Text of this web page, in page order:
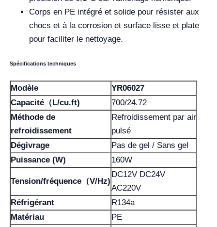
Corps en PE intégré et solide pour résister aux
chocs et à la corrosion et surface lisse et plate
pour faciliter le nettoyage.
Spécifications techniques
Modèle
YR06027
Capacité（L/cu.ft)
700/24.72
Méthode de
refroidissement
Refroidissement par air
pulsé
Dégivrage
Pas de gel / Sans gel
Puissance (W)
160W
Tension/fréquence（V/Hz)
DC12V DC24V
AC220V
Réfrigérant
R134a
Matériau
PE